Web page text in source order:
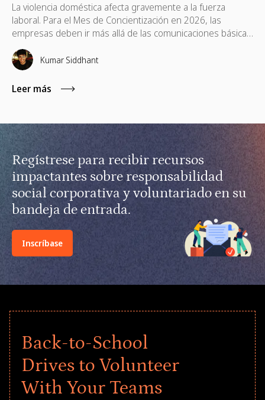
La violencia doméstica afecta gravemente a la fuerza
laboral. Para el Mes de Concientización en 2026, las
empresas deben ir más allá de las comunicaciones básicas
e implementar políticas de apoyo, ayudas financieras,
capacitación remota para gerentes y voluntariado basado
en habilidades.
Kumar Siddhant
Leer más
Regístrese para recibir recursos
impactantes sobre responsabilidad
social corporativa y voluntariado en su
bandeja de entrada.
Inscríbase
Back-to-School
Drives to Volunteer
With Your Teams